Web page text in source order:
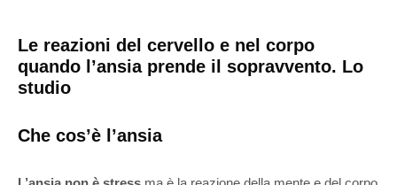
Le reazioni del cervello e nel corpo
quando l’ansia prende il sopravvento. Lo
studio
Che cos’è l’ansia